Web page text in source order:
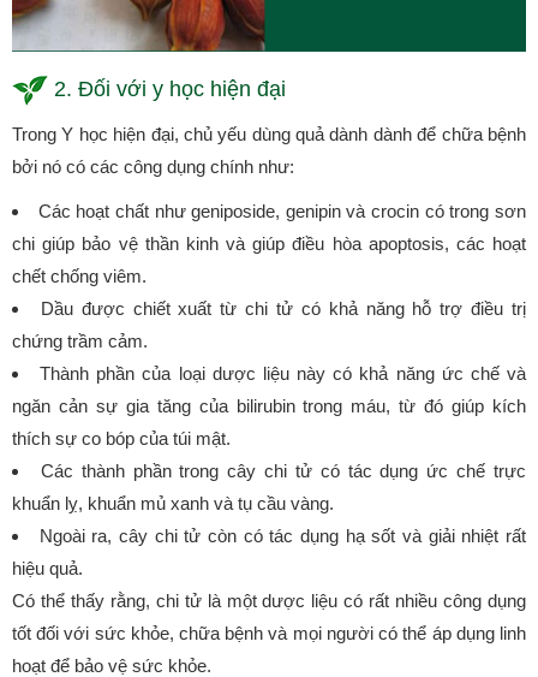
2. Đối với y học hiện đại
Trong Y học hiện đại, chủ yếu dùng quả dành dành để chữa bệnh
bởi nó có các công dụng chính như:
Các hoạt chất như geniposide, genipin và crocin có trong sơn
chi giúp bảo vệ thần kinh và giúp điều hòa apoptosis, các hoạt
chết chống viêm.
Dầu được chiết xuất từ chi tử có khả năng hỗ trợ điều trị
chứng trầm cảm.
Thành phần của loại dược liệu này có khả năng ức chế và
ngăn cản sự gia tăng của bilirubin trong máu, từ đó giúp kích
thích sự co bóp của túi mật.
Các thành phần trong cây chi tử có tác dụng ức chế trực
khuẩn lỵ, khuẩn mủ xanh và tụ cầu vàng.
Ngoài ra, cây chi tử còn có tác dụng hạ sốt và giải nhiệt rất
hiệu quả.
Có thể thấy rằng, chi tử là một dược liệu có rất nhiều công dụng
tốt đối với sức khỏe, chữa bệnh và mọi người có thể áp dụng linh
hoạt để bảo vệ sức khỏe.